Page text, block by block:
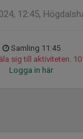
12:45,
Samling 11:45
sig till aktiviteten.
Logga in här